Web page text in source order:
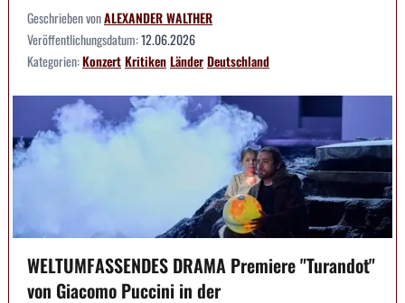
Geschrieben vonALEXANDER WALTHER
Veröffentlichungsdatum:12.06.2026
Kategorien:KonzertKritikenLänderDeutschland
WELTUMFASSENDES DRAMA Premiere "Turandot"
von Giacomo Puccini in der